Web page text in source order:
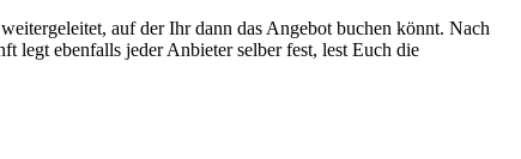
weitergeleitet, auf der Ihr dann das Angebot buchen könnt. Nach
legt ebenfalls jeder Anbieter selber fest, lest Euch die